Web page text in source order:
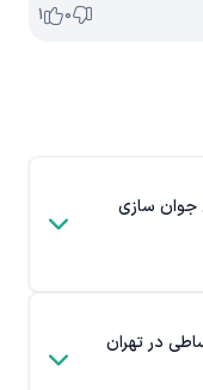
0
1
جوان سازی
در تهران